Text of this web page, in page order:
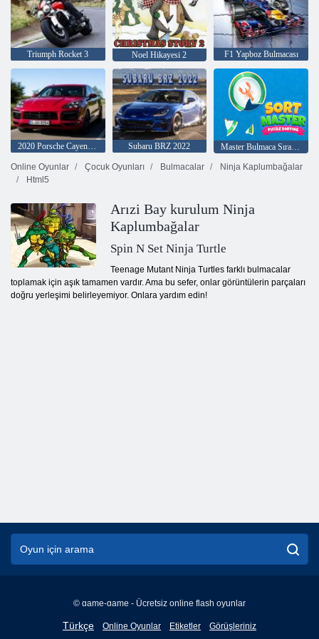
Triumph Rocket 3 Noel Hikayesi 2 F1 Yapboz Bulmacası
2020 Porsche Cayenne GTS Subaru BRZ 2022
Master Bulmaca Sıralama
Online Oyunlar
Çocuk Oyunları Bulmacalar
Ninja Kaplumbağalar
Html5
Arızi Bay kurulum Ninja
Kaplumbağalar
Spin N Set Ninja Turtle
Teenage Mutant Ninja Turtles farklı bulmacalar
toplamak için aşık tamamen vardır. Ama bu sefer, onlar görüntülerin parçaları
doğru yerleşimi belirleyemiyor. Onlara yardım edin!
© game-game - Ücretsiz online flash oyunlar
Türkçe
English
Online Oyunlar Etiketler Görüşleriniz